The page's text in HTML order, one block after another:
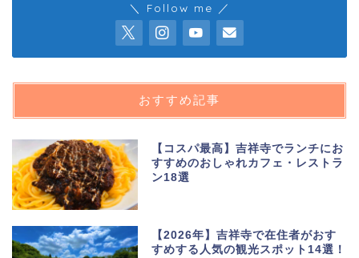
＼ Follow me ／
おすすめ記事
【コスパ最高】吉祥寺でランチにお
すすめのおしゃれカフェ・レストラ
ン18選
【2026年】吉祥寺で在住者がおす
すめする人気の観光スポット14選！